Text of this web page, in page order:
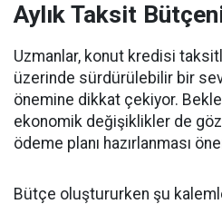
Aylık Taksit
Uzmanlar, konut kredisi
üzerinde sürdürülebilir bir
önemine dikkat çekiyor.
ekonomik değişiklikler de
ödeme planı hazırlanması
Bütçe oluştururken şu